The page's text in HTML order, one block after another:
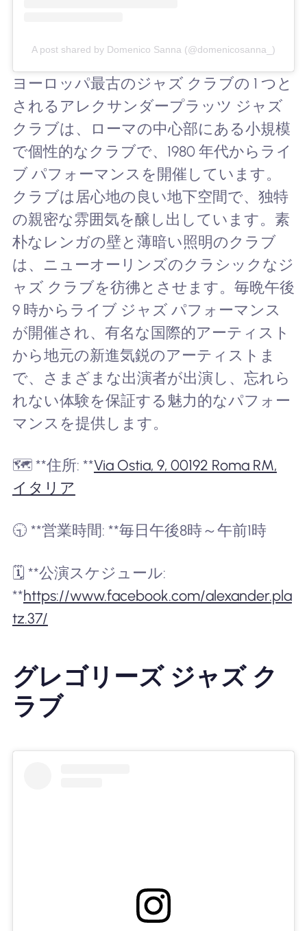
A post shared by Domenico Sanna (@domenicosanna_)
ヨーロッパ最古のジャズ クラブの 1 つと
されるアレクサンダープラッツ ジャズ
クラブは、ローマの中心部にある小規模
で個性的なクラブで、1980 年代からライ
ブ パフォーマンスを開催しています。
クラブは居心地の良い地下空間で、独特
の親密な雰囲気を醸し出しています。素
朴なレンガの壁と薄暗い照明のクラブ
は、ニューオーリンズのクラシックなジ
ャズ クラブを彷彿とさせます。毎晩午後
9 時からライブ ジャズ パフォーマンス
が開催され、有名な国際的アーティスト
から地元の新進気鋭のアーティストま
で、さまざまな出演者が出演し、忘れら
れない体験を保証する魅力的なパフォー
マンスを提供します。
🗺️ **住所: **Via Ostia, 9, 00192 Roma RM,
イタリア
🕤 **営業時間: **毎日午後8時～午前1時
🗓️ **公演スケジュール:
**https://www.facebook.com/alexander.pla
tz.37/
グレゴリーズ ジャズ ク
ラブ